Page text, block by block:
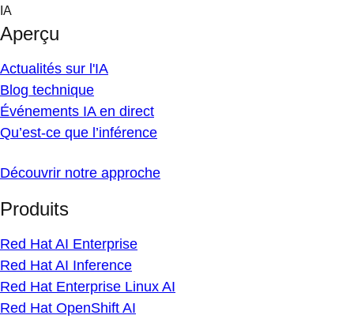
Skip
content
IA
Aperçu
Actualités sur l'IA
Blog technique
Événements IA en direct
Qu’est-ce que l’inférence
Découvrir notre approche
Produits
Red Hat AI Enterprise
Red Hat AI Inference
Red Hat Enterprise Linux AI
Red Hat OpenShift AI